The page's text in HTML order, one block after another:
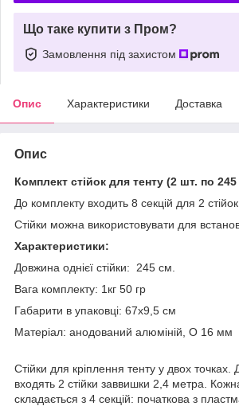
Що таке купити з Пром?
Замовлення під захистом
Опис Характеристики Доставка
Опис
Комплект стійок для тенту (2 шт. по
До комплекту входить 8 секцій для 2 стійок.
Стійки можна використовувати для
Характеристики:
Довжина однієї стійки: 245 см.
Вага комплекту: 1кг 50 гр
Габарити в упаковці: 67х9,5 см
Матеріал: анодований алюміній, O 16 мм
Стійки для кріплення тенту у двох точках.
входять 2 стійки заввишки 2,4 метра.
складається з 4 секцій: початкова з